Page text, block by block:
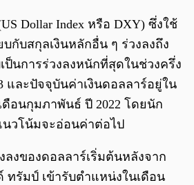
Dollar Index หรือ DXY) ซึ่งใช้
กับสกุลเงินหลักอื่น ๆ ร่วงลงถึง
ป็นการร่วงลงหนักที่สุดในช่วงครึ่ง
และปัจจุบันค่าเงินดอลลาร์อยู่ใน
อนกุมภาพันธ์ ปี 2022 โดยนัก
นวโน้มจะอ่อนค่าต่อไป
ลงของดอลลาร์เริ่มต้นหลังจาก
ทรัมป์ เข้ารับตำแหน่งในเดือน